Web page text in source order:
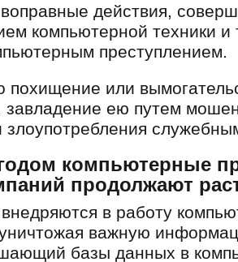
действия,
компьютерной техники и
преступлением.
похищение или
ею путем
злоупотребления
компьютерные
продолжают
в работу
важную
базы данных в